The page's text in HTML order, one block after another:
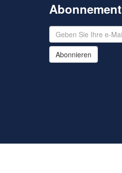
Abonnement
Abonnieren